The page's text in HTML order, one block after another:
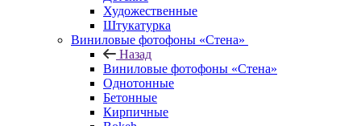
Художественные
Штукатурка
Виниловые фотофоны «Стена»
Назад
Виниловые фотофоны «Стена»
Однотонные
Бетонные
Кирпичные